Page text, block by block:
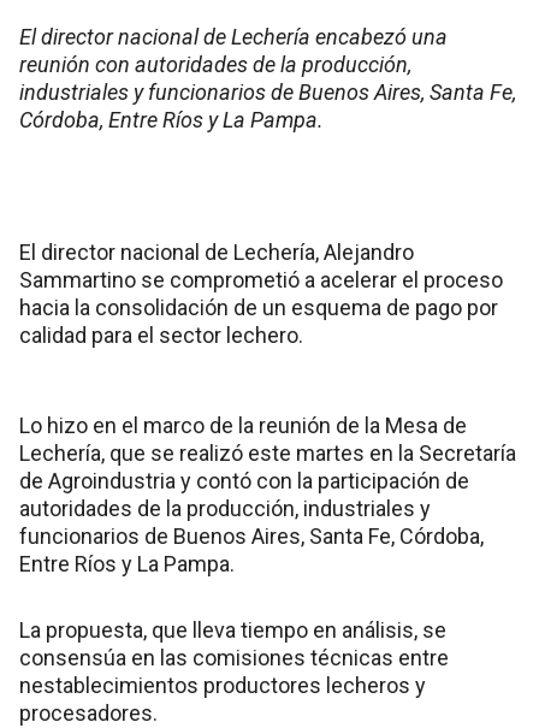
El director nacional de Lechería encabezó una
reunión con autoridades de la producción,
industriales y funcionarios de Buenos Aires, Santa Fe,
Córdoba, Entre Ríos y La Pampa.
El director nacional de Lechería, Alejandro
Sammartino se comprometió a acelerar el proceso
hacia la consolidación de un esquema de pago por
calidad para el sector lechero.
Lo hizo en el marco de la reunión de la Mesa de
Lechería, que se realizó este martes en la Secretaría
de Agroindustria y contó con la participación de
autoridades de la producción, industriales y
funcionarios de Buenos Aires, Santa Fe, Córdoba,
Entre Ríos y La Pampa.
La propuesta, que lleva tiempo en análisis, se
consensúa en las comisiones técnicas entre
nestablecimientos productores lecheros y
procesadores.